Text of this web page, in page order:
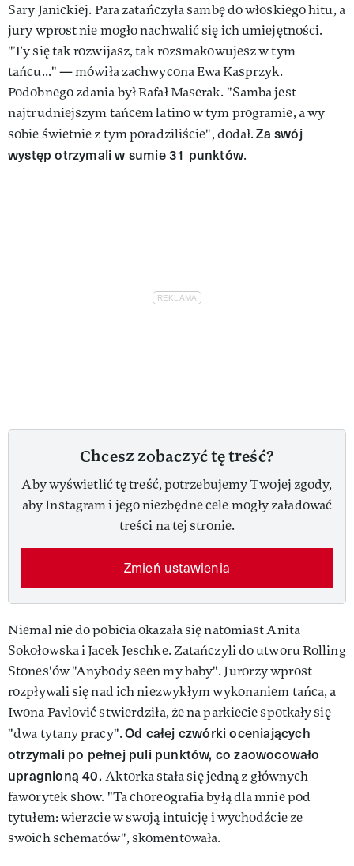
Sary Janickiej. Para zatańczyła sambę do włoskiego hitu, a
jury wprost nie mogło nachwalić się ich umiejętności.
"Ty się tak rozwijasz, tak rozsmakowujesz w tym
tańcu..." — mówiła zachwycona Ewa Kasprzyk.
Podobnego zdania był Rafał Maserak. "Samba jest
najtrudniejszym tańcem latino w tym programie, a wy
sobie świetnie z tym poradziliście", dodał.Za swój
występ otrzymali w sumie 31 punktów.
Chcesz zobaczyć tę treść?
Aby wyświetlić tę treść, potrzebujemy Twojej zgody,
aby Instagram i jego niezbędne cele mogły załadować
treści na tej stronie.
Zmień ustawienia
Niemal nie do pobicia okazała się natomiast Anita
Sokołowska i Jacek Jeschke. Zatańczyli do utworu Rolling
Stones'ów "Anybody seen my baby". Jurorzy wprost
rozpływali się nad ich niezwykłym wykonaniem tańca, a
Iwona Pavlović stwierdziła, że na parkiecie spotkały się
"dwa tytany pracy".Od całej czwórki oceniających
otrzymali po pełnej puli punktów, co zaowocowało
upragnioną 40. Aktorka stała się jedną z głównych
faworytek show. "Ta choreografia byłą dla mnie pod
tytułem: wierzcie w swoją intuicję i wychodźcie ze
swoich schematów", skomentowała.